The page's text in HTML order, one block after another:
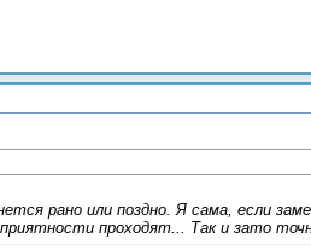
рано или поздно. Я сама, если
проходят... Так и зато